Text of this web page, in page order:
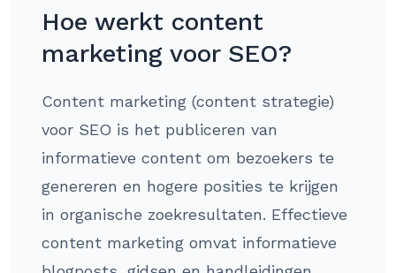
Hoe werkt content
marketing voor SEO?
Content marketing (content strategie)
voor SEO is het publiceren van
informatieve content om bezoekers te
genereren en hogere posities te krijgen
in organische zoekresultaten. Effectieve
content marketing omvat informatieve